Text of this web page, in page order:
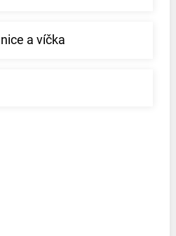
a víčka